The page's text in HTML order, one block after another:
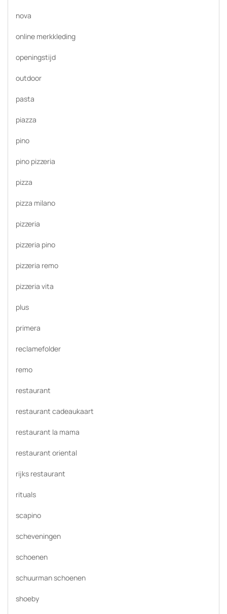
nova
online merkkleding
openingstijd
outdoor
pasta
piazza
pino
pino pizzeria
pizza
pizza milano
pizzeria
pizzeria pino
pizzeria remo
pizzeria vita
plus
primera
reclamefolder
remo
restaurant
restaurant cadeaukaart
restaurant la mama
restaurant oriental
rijks restaurant
rituals
scapino
scheveningen
schoenen
schuurman schoenen
shoeby